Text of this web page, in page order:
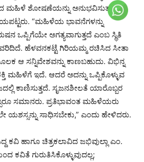
ಮಹಿಳೆ ಶೋಷಣೆಯನ್ನು ಅನುಭವಿಸುತ್ತಾ
“ಮಹಿಳೆಯ ಭಾವನೆಗಳನ್ನು
ಒಪ್ಪಿಗೆಯೇ ಅಗತ್ಯವಾಗುತ್ತದೆ ಎಂಬ ಸ್ಥಿತಿ
ಹೆಳವನಕಟ್ಟೆ ಗಿರಿಯಮ್ಮ ರಚಿಸಿದ ಸೀತಾ
ಆ ಸನ್ನಿವೇಶವನ್ನು ಕಾಣಬಹುದು. ವಿಭಿನ್ನ
ಮಹಿಳೆಗೆ ಇದೆ. ಆದರೆ ಅದನ್ನು ಒಪ್ಪಿಕೊಳ್ಳುವ
ಕಾಣಿಸುತ್ತದೆ. ಸೃಜನಶೀಲತೆ ಯಾರೊಬ್ಬರ
ಸಮಾನರು. ಪ್ರತಿಭಾವಂತ ಮಹಿಳೆಯರು
ಯಶಸ್ಸನ್ನು ಸಾಧಿಸಬೇಕು,” ಎಂದು ಹೇಳಿದರು.
ಕವಿ ಹಾಗೂ ಚಿತ್ರಕಲಾವಿದ ಜಭಿವುಲ್ಲಾ ಎಂ.
ಗುರುತಿಸಿಕೊಳ್ಳುವುದಲ್ಲ;